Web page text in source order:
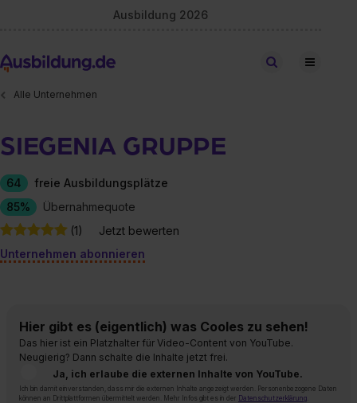
Ausbildung 2026
Stellen finden
Alle Unternehmen
SIEGENIA GRUPPE
64
freie Ausbildungsplätze
85%
Übernahmequote
(1)
Jetzt bewerten
Unternehmen abonnieren
Hier gibt es (eigentlich) was Cooles zu sehen!
Das hier ist ein Platzhalter für Video-Content von YouTube.
Neugierig? Dann schalte die Inhalte jetzt frei.
Ja, ich erlaube die externen Inhalte von YouTube.
Ich bin damit einverstanden, dass mir die externen Inhalte angezeigt werden. Personenbezogene Daten
können an Drittplattformen übermittelt werden. Mehr Infos gibt es in der Datenschutzerklärung